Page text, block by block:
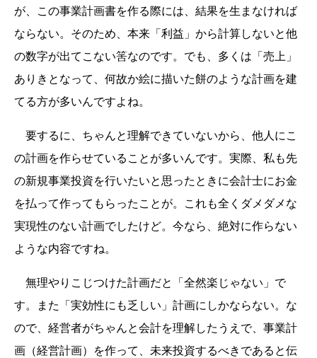
が、この事業計画書を作る際には、結果を生まなければ
ならない。そのため、本来「利益」から計算しないと他
の数字が出てこない筈なのです。でも、多くは「売上」
ありきとなって、何故か絵に描いた餅のような計画を建
てる方が多いんですよね。
要するに、ちゃんと理解できていないから、他人にこ
の計画を作らせていることが多いんです。実際、私も先
の新規事業投資を行いたいと思ったときに会計士にお金
を払って作ってもらったことが。これも全くダメダメな
実現性のない計画でしたけど。今なら、絶対に作らない
ような内容ですね。
無理やりこじつけた計画だと「全然楽じゃない」で
す。また「実効性にも乏しい」計画にしかならない。な
ので、経営者がちゃんと会計を理解したうえで、事業計
画（経営計画）を作って、未来投資するべきであると伝